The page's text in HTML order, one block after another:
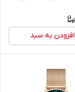
افزودن به سبد